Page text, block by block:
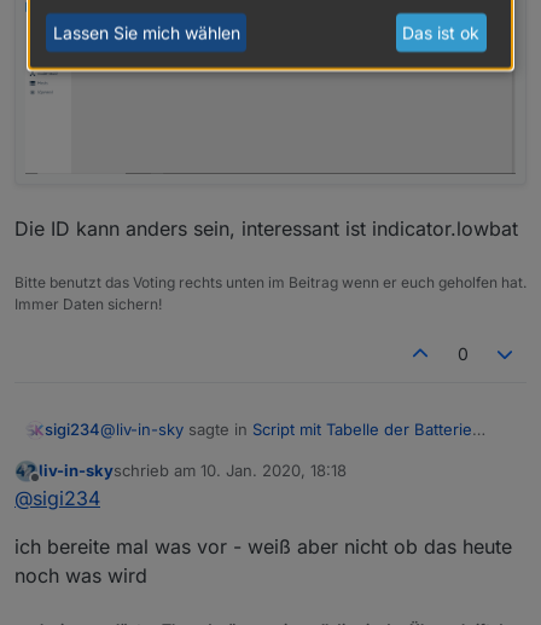
Die ID kann anders sein, interessant ist indicator.lowbat
Bitte benutzt das Voting rechts unten im Beitrag wenn er euch geholfen hat.
Immer Daten sichern!
0
sigi234@liv-in-sky sagte in Script mit Tabelle der Batterie
Offline
liv-in-skyschrieb am 10. Jan. 2020, 18:18
zuletzt editiert von
@sigi234
ich bereite mal was vor - weiß aber nicht ob das heute
noch was wird
Lassen Sie mich wählen Das ist ok